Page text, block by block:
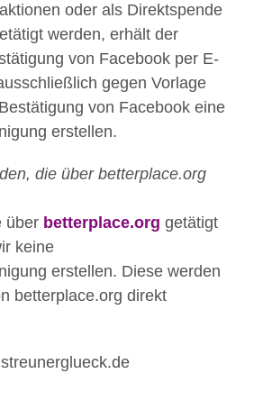
oder als Direktspende
werden, erhält der
von Facebook per E-
gegen Vorlage
von Facebook eine
erstellen.
die über betterplace.org
über betterplace.org getätigt
keine
erstellen. Diese werden
betterplace.org direkt